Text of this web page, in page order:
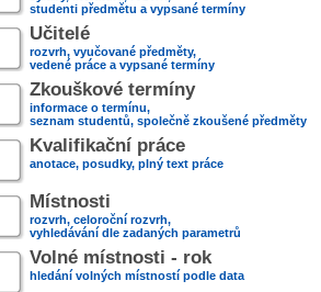
studenti předmětu a vypsané termíny
Učitelé
rozvrh, vyučované předměty,
vedené práce a vypsané termíny
Zkouškové termíny
informace o termínu,
seznam studentů, společně zkoušené předměty
Kvalifikační práce
anotace, posudky, plný text práce
Místnosti
rozvrh, celoroční rozvrh,
vyhledávání dle zadaných parametrů
Volné místnosti - rok
hledání volných místností podle data